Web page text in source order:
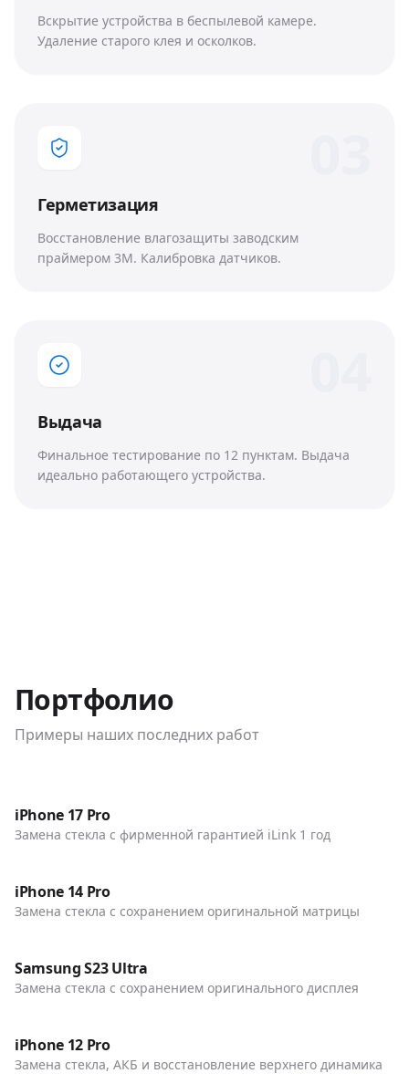
Вскрытие устройства в беспылевой камере.
Удаление старого клея и осколков.
Герметизация
Восстановление влагозащиты заводским
праймером 3M. Калибровка датчиков.
Выдача
Финальное тестирование по 12 пунктам. Выдача
идеально работающего устройства.
Портфолио
Примеры наших последних работ
Телефоны
iPhone 17 Pro
Замена стекла с фирменной гарантией iLink 1 год
Телефоны
До / После
iPhone 14 Pro
Замена стекла с сохранением оригинальной матрицы
Телефоны
До / После
Samsung S23 Ultra
Замена стекла с сохранением оригинального дисплея
Телефоны
До / После
iPhone 12 Pro
Замена стекла, АКБ и восстановление верхнего динамика